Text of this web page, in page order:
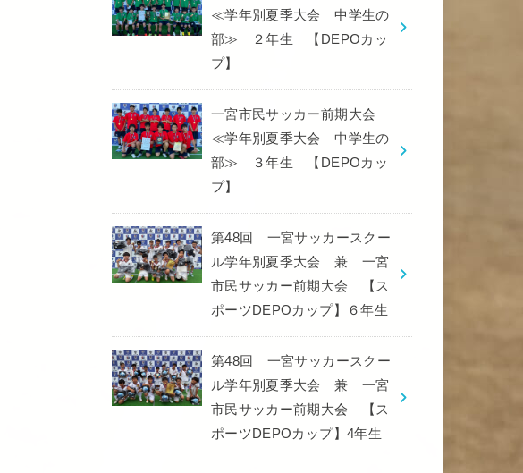
≪学年別夏季大会 中学生の
部≫ ２年生 【DEPOカッ
プ】
一宮市民サッカー前期大会
≪学年別夏季大会 中学生の
部≫ ３年生 【DEPOカッ
プ】
第48回 一宮サッカースクー
ル学年別夏季大会 兼 一宮
市民サッカー前期大会 【ス
ポーツDEPOカップ】６年生
第48回 一宮サッカースクー
ル学年別夏季大会 兼 一宮
市民サッカー前期大会 【ス
ポーツDEPOカップ】4年生